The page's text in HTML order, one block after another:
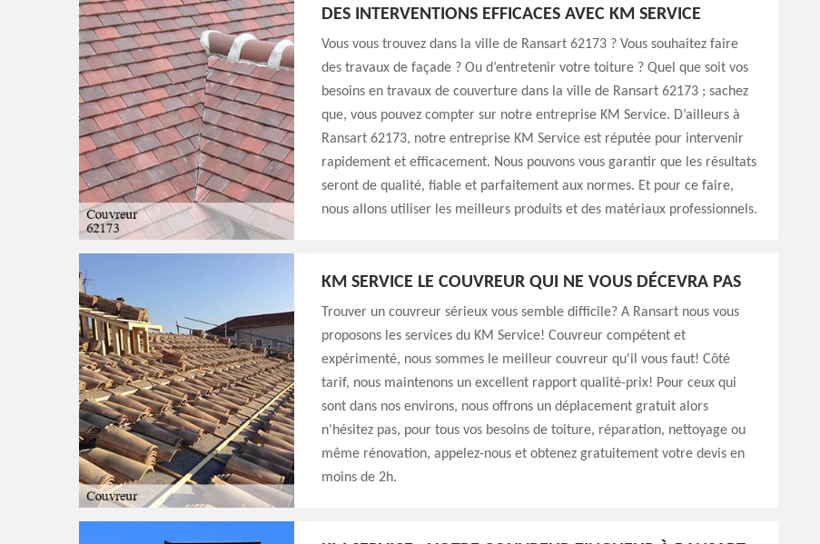
DES INTERVENTIONS EFFICACES AVEC KM SERVICE
Vous vous trouvez dans la ville de Ransart 62173 ? Vous souhaitez faire
des travaux de façade ? Ou d’entretenir votre toiture ? Quel que soit vos
besoins en travaux de couverture dans la ville de Ransart 62173 ; sachez
que, vous pouvez compter sur notre entreprise KM Service. D’ailleurs à
Ransart 62173, notre entreprise KM Service est réputée pour intervenir
rapidement et efficacement. Nous pouvons vous garantir que les résultats
seront de qualité, fiable et parfaitement aux normes. Et pour ce faire,
nous allons utiliser les meilleurs produits et des matériaux professionnels.
KM SERVICE LE COUVREUR QUI NE VOUS DÉCEVRA PAS
Trouver un couvreur sérieux vous semble difficile? A Ransart nous vous
proposons les services du KM Service! Couvreur compétent et
expérimenté, nous sommes le meilleur couvreur qu'il vous faut! Côté
tarif, nous maintenons un excellent rapport qualité-prix! Pour ceux qui
sont dans nos environs, nous offrons un déplacement gratuit alors
n'hésitez pas, pour tous vos besoins de toiture, réparation, nettoyage ou
même rénovation, appelez-nous et obtenez gratuitement votre devis en
moins de 2h.